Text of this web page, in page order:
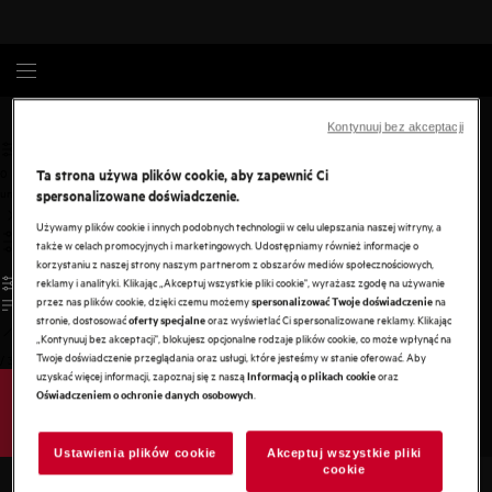
undefined
Ta strona używa plików cookie, aby zapewnić Ci
spersonalizowane doświadczenie.
Używamy plików cookie i innych podobnych technologii w celu ulepszania naszej witryny, a
także w celach promocyjnych i marketingowych. Udostępniamy również informacje o
korzystaniu z naszej strony naszym partnerom z obszarów mediów społecznościowych,
reklamy i analityki. Klikając „Akceptuj wszystkie pliki cookie", wyrażasz zgodę na używanie
przez nas plików cookie, dzięki czemu możemyspersonalizować Twoje doświadczeniena
stronie, dostosowaćoferty specjalneoraz wyświetlać Ci spersonalizowane reklamy. Klikając
„Kontynuuj bez akceptacji", blokujesz opcjonalne rodzaje plików cookie, co może wpłynąć na
Twoje doświadczenie przeglądania oraz usługi, które jesteśmy w stanie oferować. Aby
uzyskać więcej informacji, zapoznaj się z nasząInformacją o plikach cookieoraz
Oświadczeniem o ochronie danych osobowych.
Ustawienia plików cookie
Akceptuj wszystkie pliki
cookie
Kontynuuj bez akceptacji